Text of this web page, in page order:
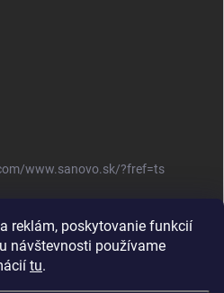
reklám, poskytovanie funkcií
návštevnosti používame
tu.
www.sanovo.sk/?fref=ts